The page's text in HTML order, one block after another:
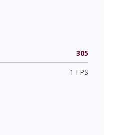
305
1 FPS